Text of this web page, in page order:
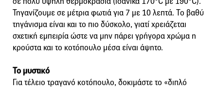
Τηγανίζουμε σε μέτρια φωτιά για 7 με 10 λεπτά. Το βαθύ
τηγάνισμα είναι και το πιο δύσκολο, γιατί χρειάζεται
σχετική εμπειρία ώστε να μην πάρει γρήγορα χρώμα η
κρούστα και το κοτόπουλο μέσα είναι άψητο.
Το μυστικό
Για τέλειο τραγανό κοτόπουλο, δοκιμάστε το «διπλό